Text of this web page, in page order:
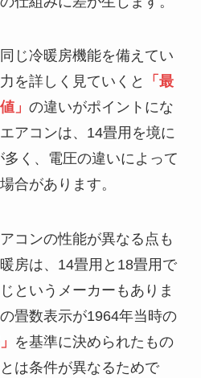
じ冷暖房機能を備えてい
を詳しく見ていくと
「最
」 の違いがポイントにな
アコンは、14畳用を境に
く、電圧の違いによって
合があります。
コンの性能が異なる点も
房は、14畳用と18畳用で
というメーカーもありま
畳数表示が1964年当時の
を基準に決められたもの
は条件が異なるためで